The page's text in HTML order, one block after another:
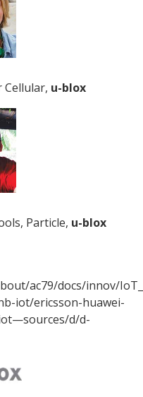
Cellular, u-blox
Particle, u-blox
ac79/docs/innov/
iot/ericsson-huawei-
d/d-